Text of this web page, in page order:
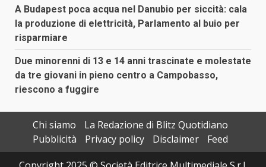
A Budapest poca acqua nel Danubio per siccità: cala
la produzione di elettricità, Parlamento al buio per
risparmiare
Due minorenni di 13 e 14 anni trascinate e molestate
da tre giovani in pieno centro a Campobasso,
riescono a fuggire
Chi siamo
La Redazione di Blitz Quotidiano
Pubblicità
Privacy policy Disclaimer
Feed